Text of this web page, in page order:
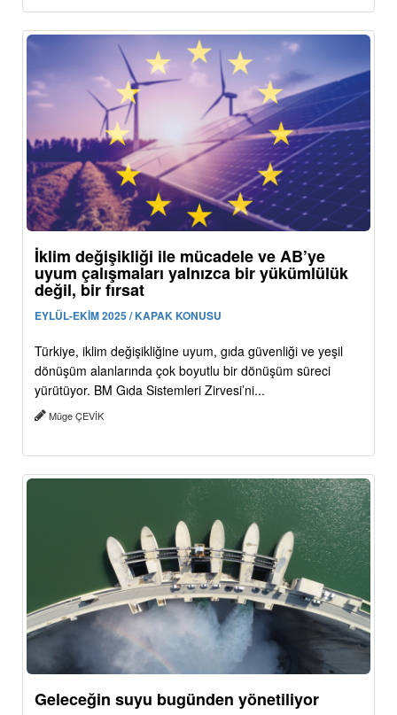
İklim değişikliği ile mücadele ve AB’ye
uyum çalışmaları yalnızca bir yükümlülük
değil, bir fırsat
EYLÜL-EKİM 2025 / KAPAK KONUSU
Türkiye, iklim değişikliğine uyum, gıda güvenliği ve yeşil
dönüşüm alanlarında çok boyutlu bir dönüşüm süreci
yürütüyor. BM Gıda Sistemleri Zirvesi’ni...
Müge ÇEVİK
Geleceğin suyu bugünden yönetiliyor